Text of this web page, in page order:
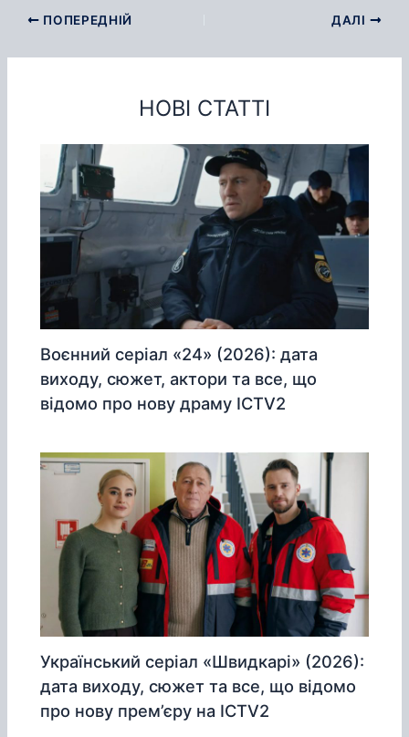
ПОПЕРЕДНІЙ ДАЛІ
НОВІ СТАТТІ
Воєнний серіал «24» (2026): дата
виходу, сюжет, актори та все, що
відомо про нову драму ICTV2
Український серіал «Швидкарі» (2026):
дата виходу, сюжет та все, що відомо
про нову прем’єру на ICTV2